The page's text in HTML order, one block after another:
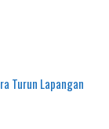
Turun Lapangan